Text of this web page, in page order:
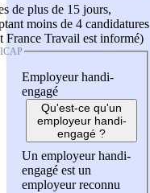
de plus de 15 jours,
moins de 4 candidatures
France Travail est informé)
Employeur handi-
engagé
Qu'est-ce qu'un
employeur handi-
engagé ?
Un employeur handi-
engagé est un
employeur reconnu